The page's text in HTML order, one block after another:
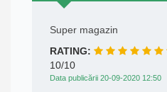
Super magazin
RATING:
10/10
Data publicării 20-09-2020 12:50